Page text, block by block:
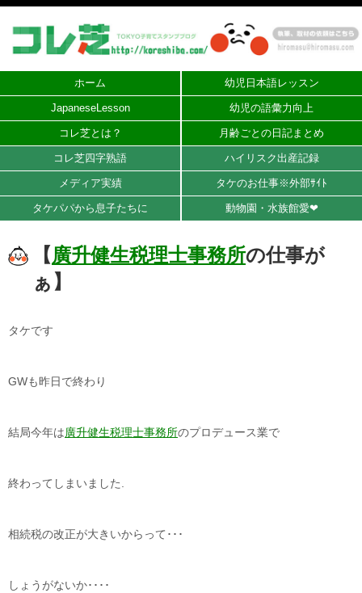
ホーム 幼児日本語レッスン
JapaneseLesson 幼児の語彙力向上
コレ芝とは？ 月齢ごとの日記まとめ
コレ芝四字熟語 ハイリスク出産記録
メディア実績 タケのお仕事※外部ｻｲﾄ
タケパパから息子たちに 動物園・水族館愛❤︎
【 廣升健生税理士事務所の仕事が
ぁ】
タケです
GWも昨日で終わり
結局今年は廣升健生税理士事務所のプロデュース業で
終わってしまいました.
相続税の改正が大きいからって･･･
しょうがないか････